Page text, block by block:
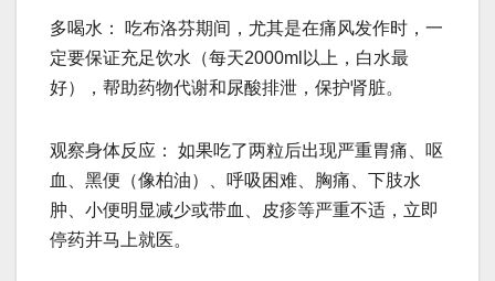
多喝水： 吃布洛芬期间，尤其是在痛风发作时，一
定要保证充足饮水（每天2000ml以上，白水最
好），帮助药物代谢和尿酸排泄，保护肾脏。
观察身体反应： 如果吃了两粒后出现严重胃痛、呕
血、黑便（像柏油）、呼吸困难、胸痛、下肢水
肿、小便明显减少或带血、皮疹等严重不适，立即
停药并马上就医。